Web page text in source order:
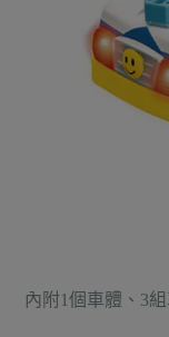
內附1個車體、3